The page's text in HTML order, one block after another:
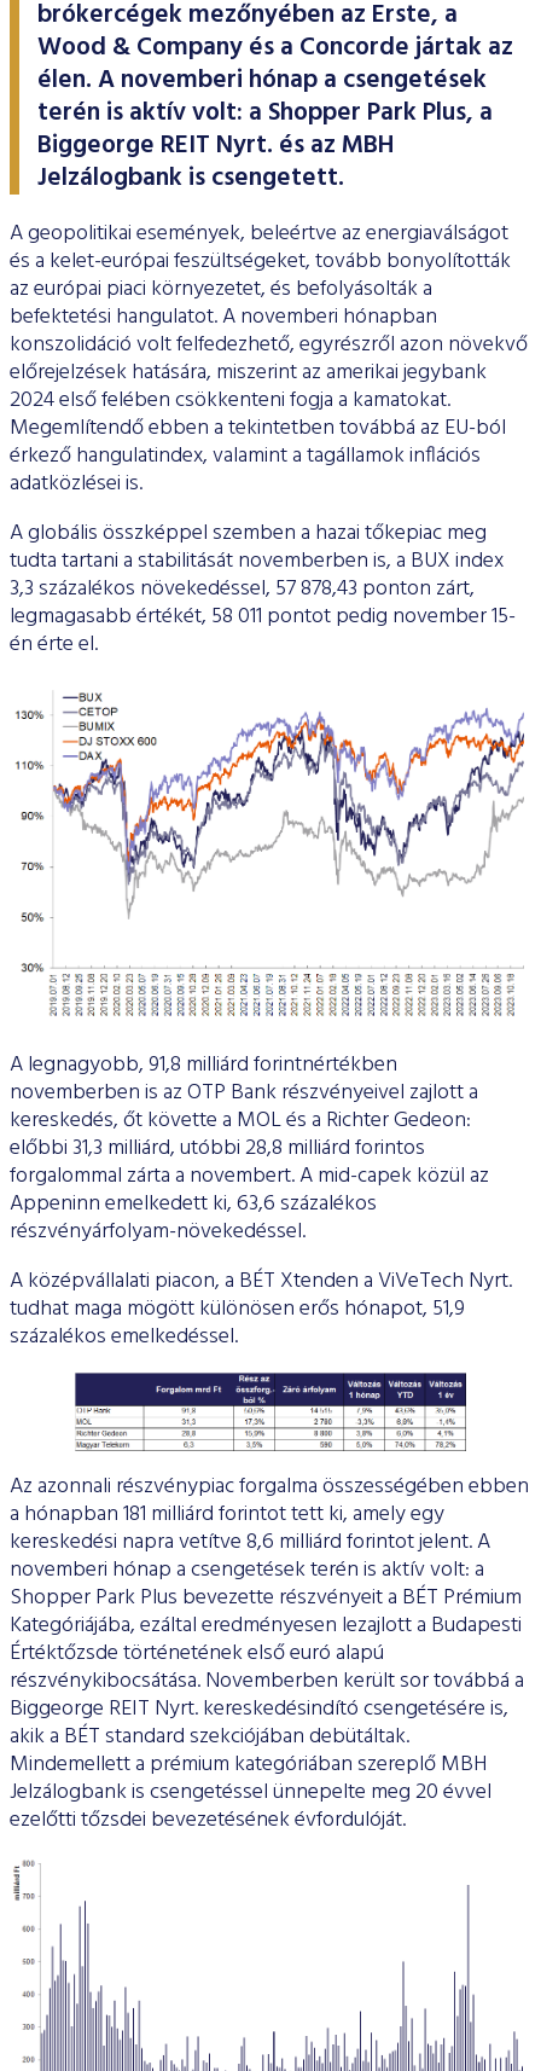
ESG Útmutató
brókercégek mezőnyében az Erste, a
Wood & Company és a Concorde jártak az
élen. A novemberi hónap a csengetések
terén is aktív volt: a Shopper Park Plus, a
Biggeorge REIT Nyrt. és az MBH
Jelzálogbank is csengetett.
A geopolitikai események, beleértve az energiaválságot
és a kelet-európai feszültségeket, tovább bonyolították
az európai piaci környezetet, és befolyásolták a
befektetési hangulatot. A novemberi hónapban
konszolidáció volt felfedezhető, egyrészről azon növekvő
előrejelzések hatására, miszerint az amerikai jegybank
2024 első felében csökkenteni fogja a kamatokat.
Megemlítendő ebben a tekintetben továbbá az EU-ból
érkező hangulatindex, valamint a tagállamok inflációs
adatközlései is.
A globális összképpel szemben a hazai tőkepiac meg
tudta tartani a stabilitását novemberben is, a BUX index
3,3 százalékos növekedéssel, 57 878,43 ponton zárt,
legmagasabb értékét, 58 011 pontot pedig november 15-
én érte el.
A legnagyobb, 91,8 milliárd forintnértékben
novemberben is az OTP Bank részvényeivel zajlott a
kereskedés, őt követte a MOL és a Richter Gedeon:
előbbi 31,3 milliárd, utóbbi 28,8 milliárd forintos
forgalommal zárta a novembert. A mid-capek közül az
Appeninn emelkedett ki, 63,6 százalékos
részvényárfolyam-növekedéssel.
A középvállalati piacon, a BÉT Xtenden a ViVeTech Nyrt.
tudhat maga mögött különösen erős hónapot, 51,9
százalékos emelkedéssel.
Az azonnali részvénypiac forgalma összességében ebben
a hónapban 181 milliárd forintot tett ki, amely egy
kereskedési napra vetítve 8,6 milliárd forintot jelent. A
novemberi hónap a csengetések terén is aktív volt: a
Shopper Park Plus bevezette részvényeit a BÉT Prémium
Kategóriájába, ezáltal eredményesen lezajlott a Budapesti
Értéktőzsde történetének első euró alapú
részvénykibocsátása. Novemberben került sor továbbá a
Biggeorge REIT Nyrt. kereskedésindító csengetésére is,
akik a BÉT standard szekciójában debütáltak.
Mindemellett a prémium kategóriában szereplő MBH
Jelzálogbank is csengetéssel ünnepelte meg 20 évvel
ezelőtti tőzsdei bevezetésének évfordulóját.